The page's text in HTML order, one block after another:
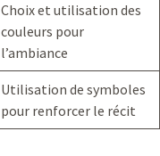
Choix et utilisation des
couleurs pour
l’ambiance
Utilisation de symboles
pour renforcer le récit